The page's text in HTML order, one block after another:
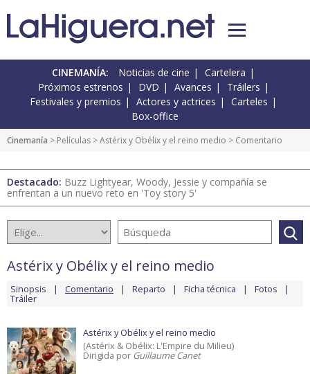
CINEMANÍA: Noticias de cine
Cartelera
Próximos estrenos
DVD Avances
Tráilers
Festivales y premios
Actores y actrices
Carteles
Box-office
Cinemanía > Películas >Astérix y Obélix y el reino medio > Comentario
Destacado: Buzz Lightyear, Woody, Jessie y compañía se
enfrentan a un nuevo reto en 'Toy story 5'
Astérix y Obélix y el reino medio
Sinopsis Comentario Reparto Ficha técnica Fotos
Tráiler
Astérix y Obélix y el reino medio
(Astérix & Obélix: L'Empire du Milieu)
Dirigida por Guillaume Canet